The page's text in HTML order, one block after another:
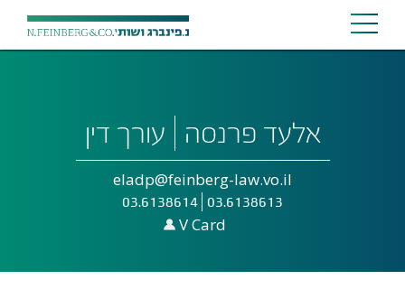
אלעד פרנסה עורך דין
eladp@feinberg-law.vo.il
03.6138613
03.6138614
V Card